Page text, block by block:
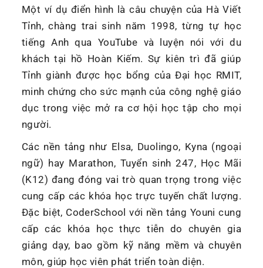
Một ví dụ điển hình là câu chuyện của Hà Viết
Tỉnh, chàng trai sinh năm 1998, từng tự học
tiếng Anh qua YouTube và luyện nói với du
khách tại hồ Hoàn Kiếm. Sự kiên trì đã giúp
Tỉnh giành được học bổng của Đại học RMIT,
minh chứng cho sức mạnh của công nghệ giáo
dục trong việc mở ra cơ hội học tập cho mọi
người.
Các nền tảng như Elsa, Duolingo, Kyna (ngoại
ngữ) hay Marathon, Tuyển sinh 247, Học Mãi
(K12) đang đóng vai trò quan trọng trong việc
cung cấp các khóa học trực tuyến chất lượng.
Đặc biệt, CoderSchool với nền tảng Youni cung
cấp các khóa học thực tiễn do chuyên gia
giảng dạy, bao gồm kỹ năng mềm và chuyên
môn, giúp học viên phát triển toàn diện.